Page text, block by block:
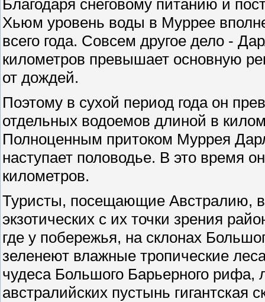
Благодаря снеговому питанию и
Хьюм уровень воды в Муррее
всего года. Совсем другое дело -
километров превышает основную
от дождей.
Поэтому в сухой период года он
отдельных водоемов длиной в
Полноценным притоком Муррея
наступает половодье. В это время
километров.
Туристы, посещающие Австралию,
экзотических с их точки зрения
где у побережья, на склонах
зеленеют влажные тропические
чудеса Большого Барьерного
австралийских пустынь гигантская